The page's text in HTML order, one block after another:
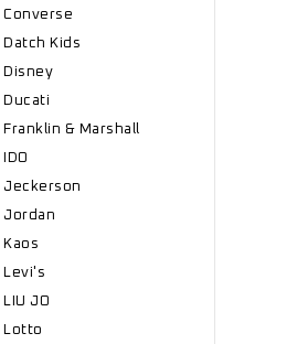
Converse
Datch Kids
Disney
Ducati
Franklin & Marshall
IDO
Jeckerson
Jordan
Kaos
Levi's
LIU JO
Lotto